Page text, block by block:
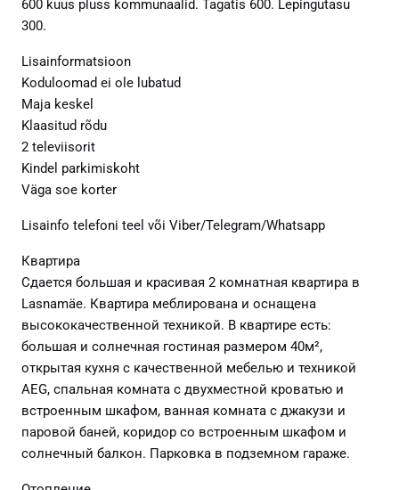
600 kuus pluss kommunaalid. Tagatis 600. Lepingutasu
300.
Lisainformatsioon
Koduloomad ei ole lubatud
Maja keskel
Klaasitud rõdu
2 televiisorit
Kindel parkimiskoht
Väga soe korter
Lisainfo telefoni teel või Viber/Telegram/Whatsapp
Квартира
Сдается большая и красивая 2 комнатная квартира в
Lasnamäe. Квартира меблирована и оснащена
высококачественной техникой. В квартире есть:
большая и солнечная гостиная размером 40м²,
открытая кухня с качественной мебелью и техникой
AEG, спальная комната с двухместной кроватью и
встроенным шкафом, ванная комната с джакузи и
паровой баней, коридор со встроенным шкафом и
солнечный балкон. Парковка в подземном гараже.